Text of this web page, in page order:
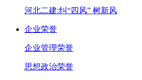
河北二建:纠“四风” 树新风
企业荣誉
企业管理荣誉
思想政治荣誉